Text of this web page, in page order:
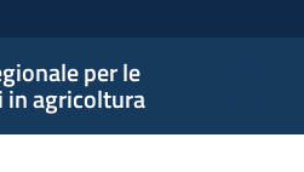
per le
in agricoltura